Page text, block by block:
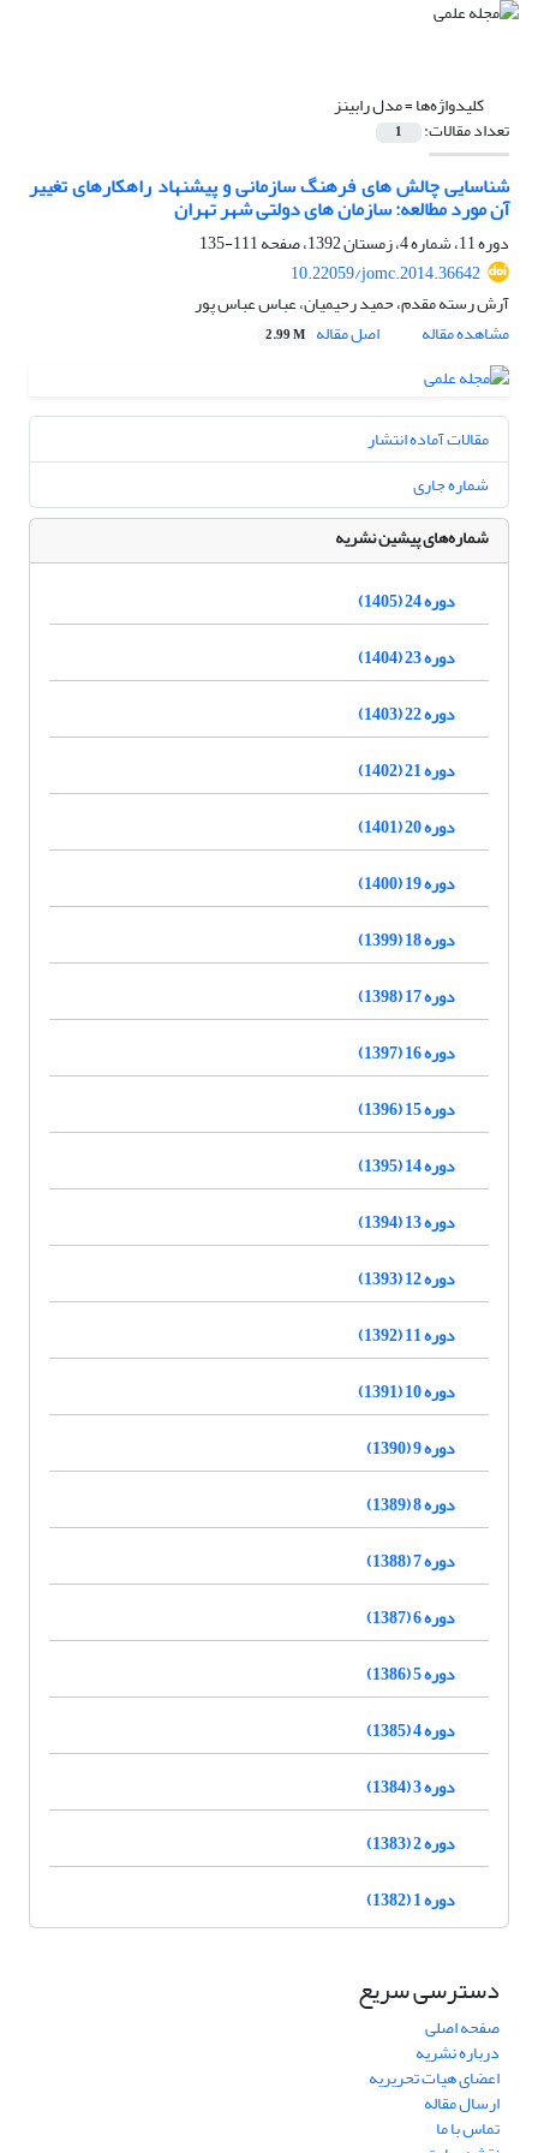
کلیدواژه‌ها =مدل رابینز
تعداد مقالات: 1
شناسایی چالش های فرهنگ سازمانی و پیشنهاد راهکارهای تغییر
آن مورد مطالعه: سازمان های دولتی شهر تهران
دوره 11، شماره 4، زمستان 1392، صفحه
111-135
10.22059/jomc.2014.36642
آرش رسته مقدم، حمید رحیمیان، عباس عباس پور
مشاهده مقاله
اصل مقاله 2.99 M
مقالات آماده انتشار
شماره جاری
شماره‌های پیشین نشریه
دوره 24 (1405)
دوره 23 (1404)
دوره 22 (1403)
دوره 21 (1402)
دوره 20 (1401)
دوره 19 (1400)
دوره 18 (1399)
دوره 17 (1398)
دوره 16 (1397)
دوره 15 (1396)
دوره 14 (1395)
دوره 13 (1394)
دوره 12 (1393)
دوره 11 (1392)
دوره 10 (1391)
دوره 9 (1390)
دوره 8 (1389)
دوره 7 (1388)
دوره 6 (1387)
دوره 5 (1386)
دوره 4 (1385)
دوره 3 (1384)
دوره 2 (1383)
دوره 1 (1382)
دسترسی سریع
صفحه اصلی
درباره نشریه
اعضای هیات تحریریه
ارسال مقاله
تماس با ما